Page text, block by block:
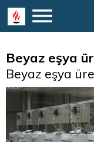
Beyaz eşya
Beyaz eşya